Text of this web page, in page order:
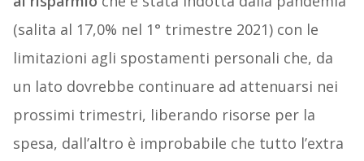
(salita al 17,0% nel 1° trimestre 2021) con le
limitazioni agli spostamenti personali che, da
un lato dovrebbe continuare ad attenuarsi nei
prossimi trimestri, liberando risorse per la
spesa, dall’altro è improbabile che tutto l’extra